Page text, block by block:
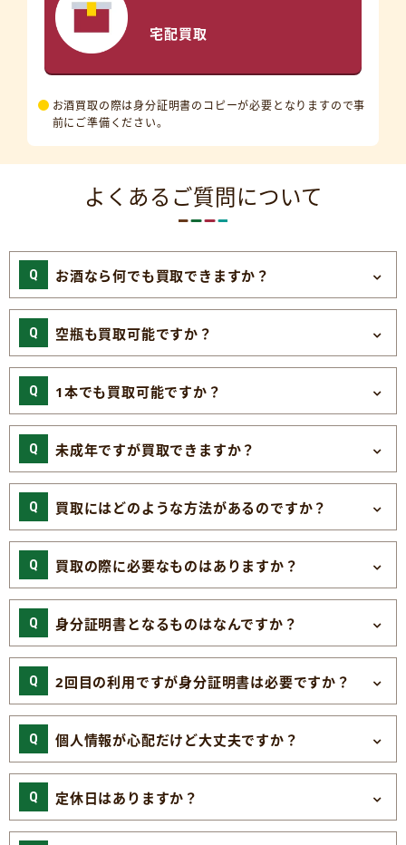
宅配買取
お酒買取の際は身分証明書のコピーが必要となりますので事
前にご準備ください。
よくあるご質問について
お酒なら何でも買取できますか？
空瓶も買取可能ですか？
1本でも買取可能ですか？
未成年ですが買取できますか？
買取にはどのような方法があるのですか？
買取の際に必要なものはありますか？
身分証明書となるものはなんですか？
2回目の利用ですが身分証明書は必要ですか？
個人情報が心配だけど大丈夫ですか？
定休日はありますか？